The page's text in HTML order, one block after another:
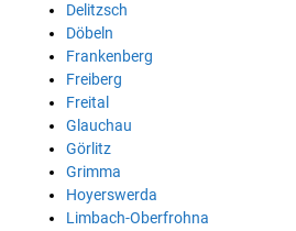
Delitzsch
Döbeln
Frankenberg
Freiberg
Freital
Glauchau
Görlitz
Grimma
Hoyerswerda
Limbach-Oberfrohna